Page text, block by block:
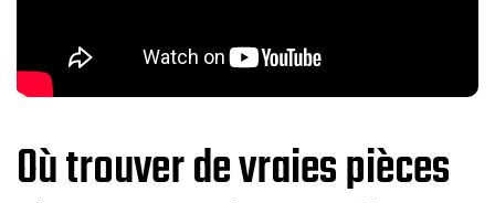
Où trouver de vraies pièces